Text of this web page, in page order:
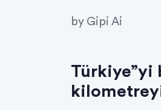
by Gipi Ai
Türkiye”yi